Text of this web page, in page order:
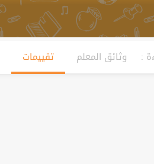
: وثائق المعلم تقييمات